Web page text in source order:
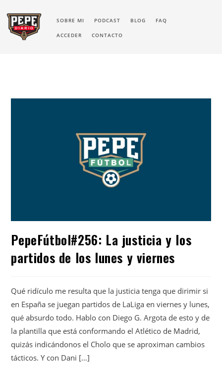
SOBRE MI PODCAST BLOG FAQ
ACCEDER CONTACTO
PepeFútbol#256: La justicia y los
partidos de los lunes y viernes
Qué ridículo me resulta que la justicia tenga que dirimir si
en España se juegan partidos de LaLiga en viernes y lunes,
qué absurdo todo. Hablo con Diego G. Argota de esto y de
la plantilla que está conformando el Atlético de Madrid,
quizás indicándonos el Cholo que se aproximan cambios
tácticos. Y con Dani […]